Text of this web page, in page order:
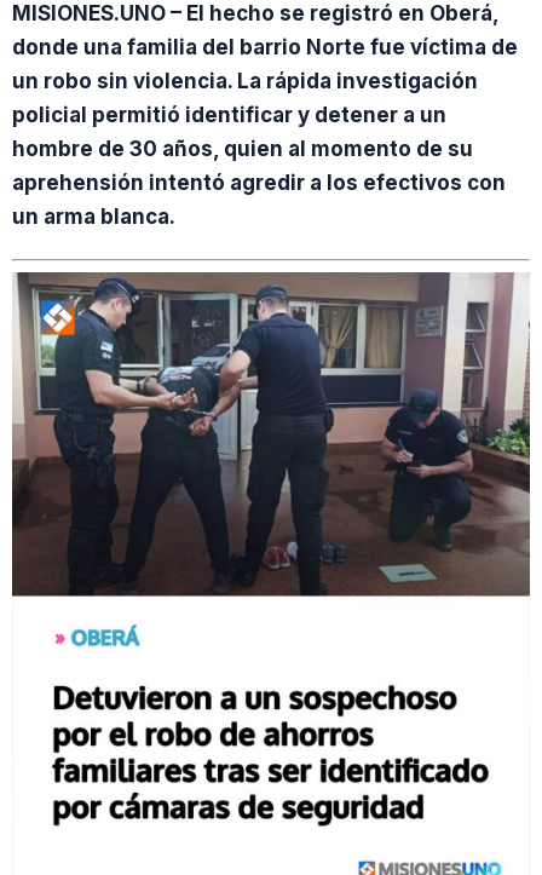
MISIONES.UNO – El hecho se registró en Oberá,
donde una familia del barrio Norte fue víctima de
un robo sin violencia. La rápida investigación
policial permitió identificar y detener a un
hombre de 30 años, quien al momento de su
aprehensión intentó agredir a los efectivos con
un arma blanca.